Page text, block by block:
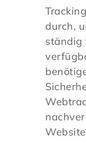
durch,
ständig